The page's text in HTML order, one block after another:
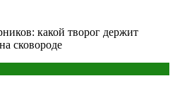
какой творог держит
сковороде